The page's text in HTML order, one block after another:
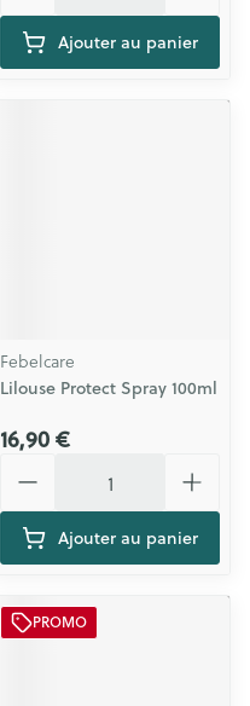
Ajouter au panier
Febelcare
Lilouse Protect Spray 100ml
16,90 €
Ajouter au panier
PROMO